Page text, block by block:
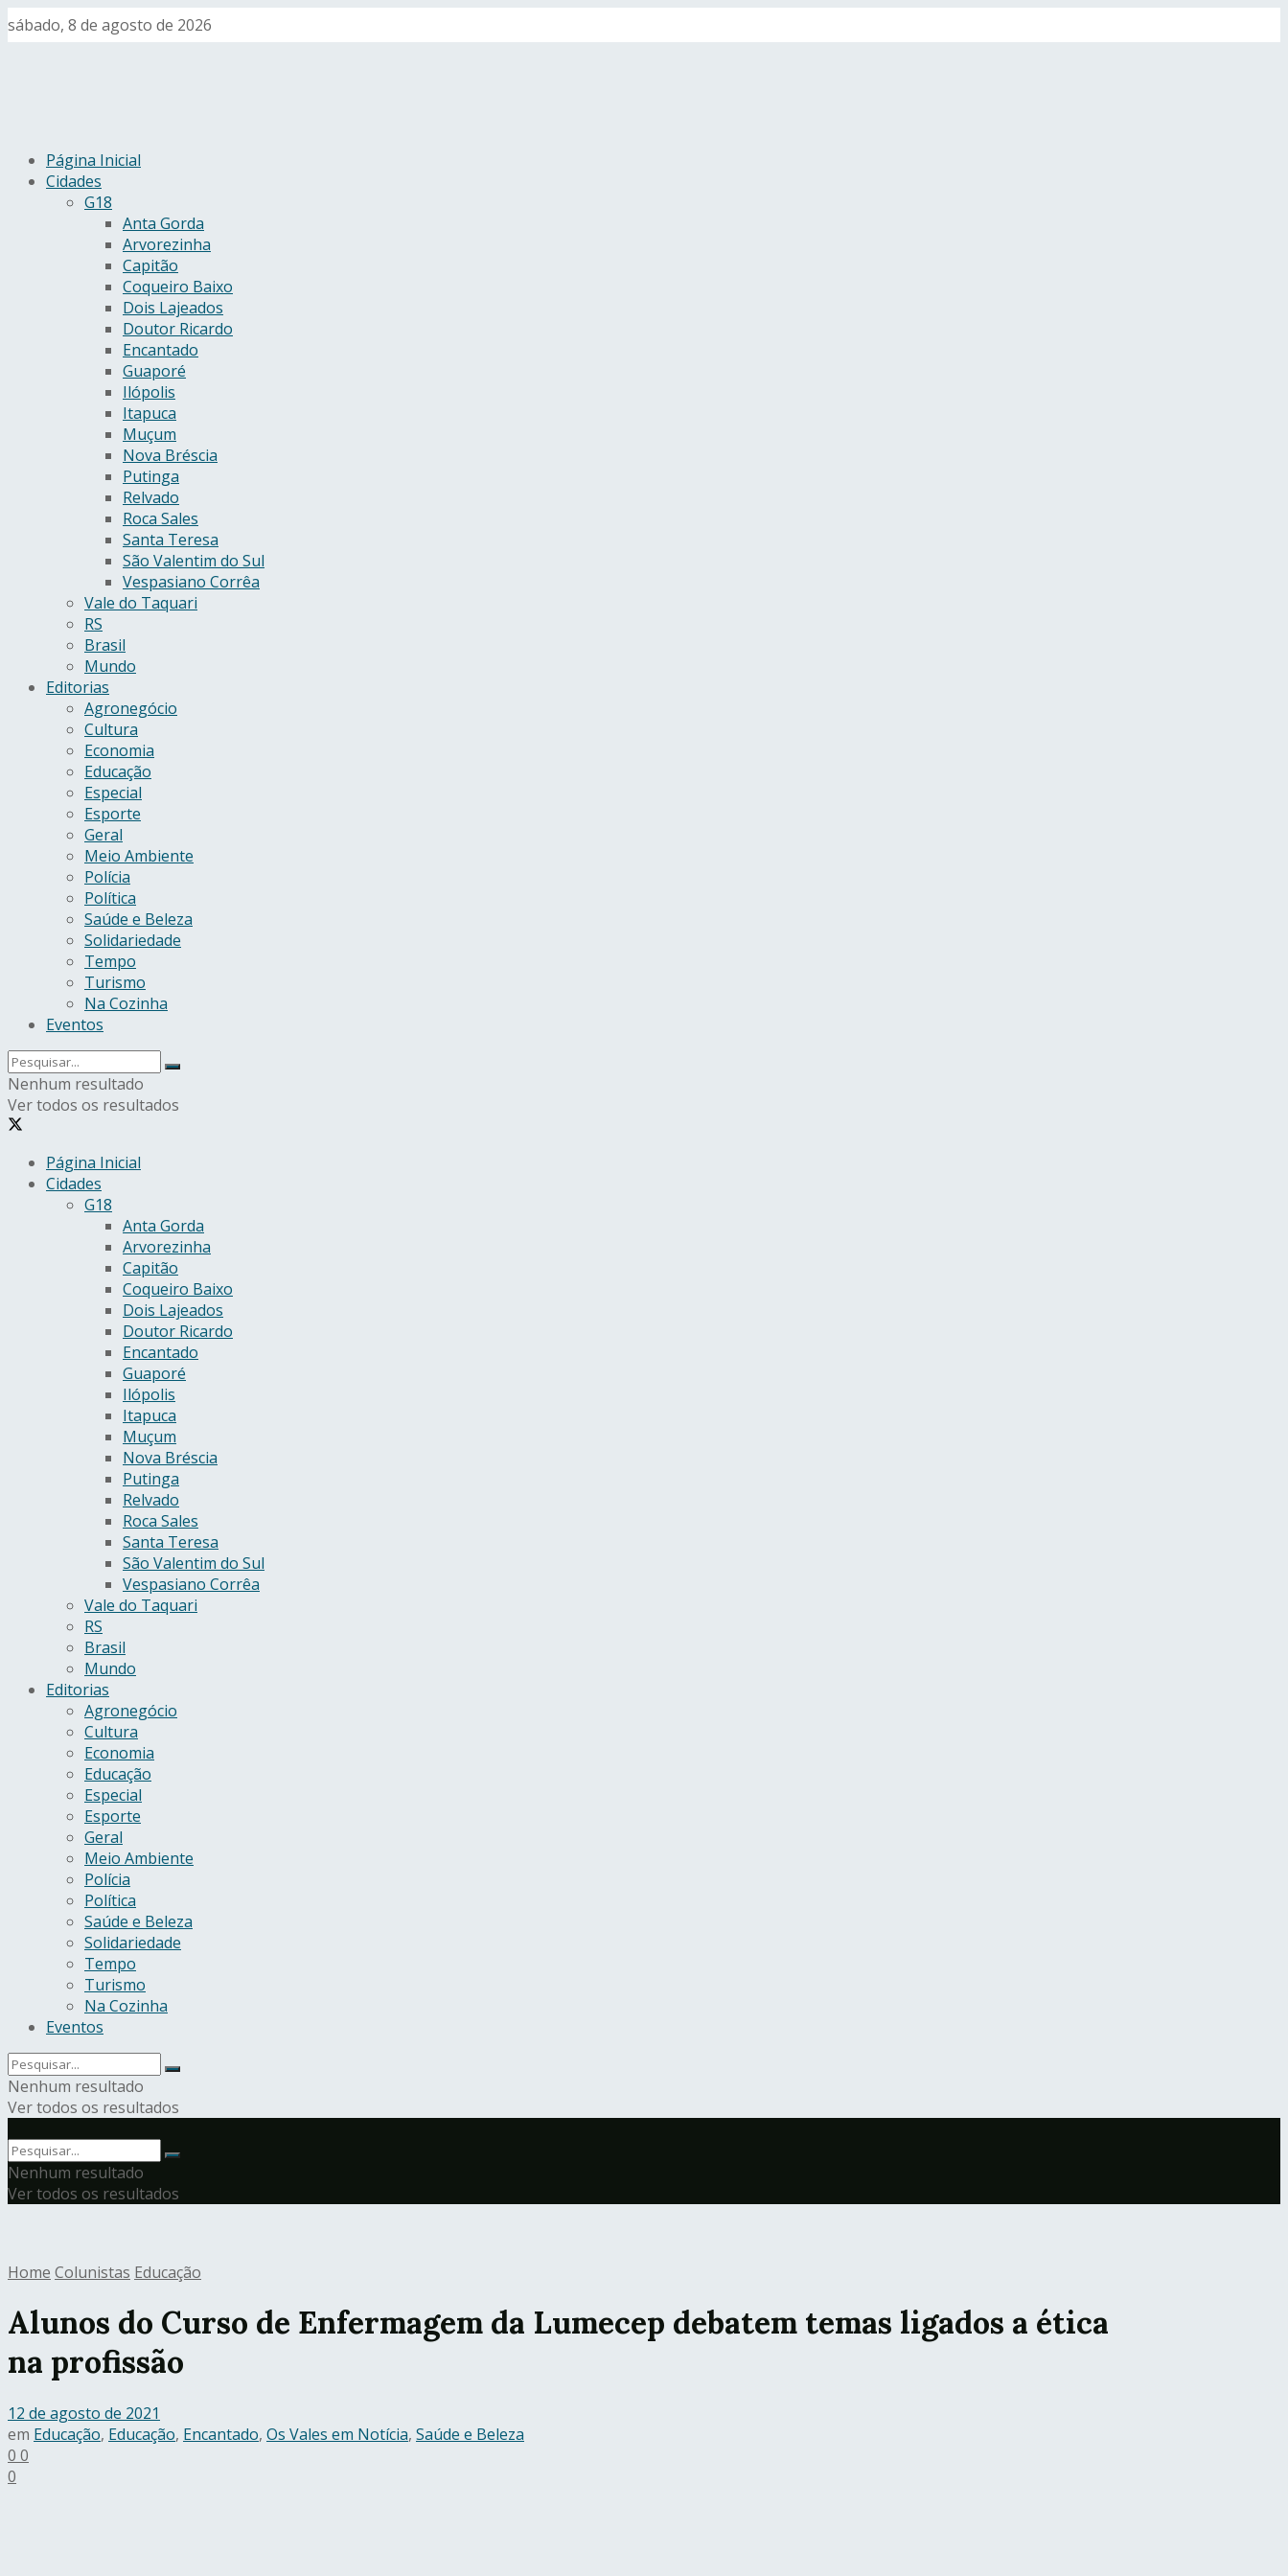
sábado, 8 de agosto de 2026
Página Inicial
Cidades
G18
Anta Gorda
Arvorezinha
Capitão
Coqueiro Baixo
Dois Lajeados
Doutor Ricardo
Encantado
Guaporé
Ilópolis
Itapuca
Muçum
Nova Bréscia
Putinga
Relvado
Roca Sales
Santa Teresa
São Valentim do Sul
Vespasiano Corrêa
Vale do Taquari
RS
Brasil
Mundo
Editorias
Agronegócio
Cultura
Economia
Educação
Especial
Esporte
Geral
Meio Ambiente
Polícia
Política
Saúde e Beleza
Solidariedade
Tempo
Turismo
Na Cozinha
Eventos
Nenhum resultado
Ver todos os resultados
Página Inicial
Cidades
G18
Anta Gorda
Arvorezinha
Capitão
Coqueiro Baixo
Dois Lajeados
Doutor Ricardo
Encantado
Guaporé
Ilópolis
Itapuca
Muçum
Nova Bréscia
Putinga
Relvado
Roca Sales
Santa Teresa
São Valentim do Sul
Vespasiano Corrêa
Vale do Taquari
RS
Brasil
Mundo
Editorias
Agronegócio
Cultura
Economia
Educação
Especial
Esporte
Geral
Meio Ambiente
Polícia
Política
Saúde e Beleza
Solidariedade
Tempo
Turismo
Na Cozinha
Eventos
Nenhum resultado
Ver todos os resultados
Nenhum resultado
Ver todos os resultados
Home Colunistas Educação
Alunos do Curso de Enfermagem da Lumecep debatem temas ligados a ética
na profissão
12 de agosto de 2021
em Educação, Educação, Encantado, Os Vales em Notícia, Saúde e Beleza
0 0
0